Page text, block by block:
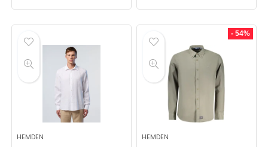
HEMDEN
- 54%
HEMDEN